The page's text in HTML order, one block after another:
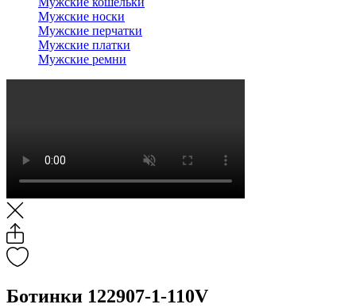
Мужские носки
Мужские перчатки
Мужские платки
Мужские ремни
Ботинки 122907-1-110V